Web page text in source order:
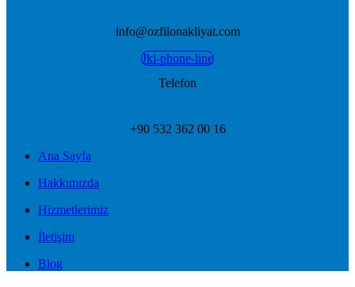
info@ozfilonakliyat.com
Jki-phone-line
Telefon
+90 532 362 00 16
Ana Sayfa
Hakkımızda
Hizmetlerimiz
İletişim
Blog